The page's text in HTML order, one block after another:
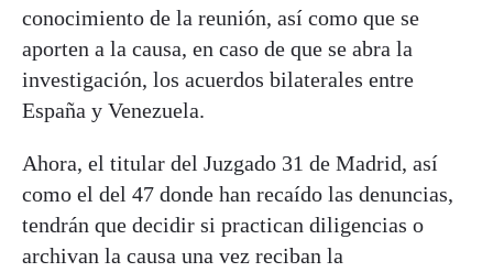
conocimiento de la reunión, así como que se
aporten a la causa, en caso de que se abra la
investigación, los acuerdos bilaterales entre
España y Venezuela.
Ahora, el titular del Juzgado 31 de Madrid, así
como el del 47 donde han recaído las denuncias,
tendrán que decidir si practican diligencias o
archivan la causa una vez reciban la